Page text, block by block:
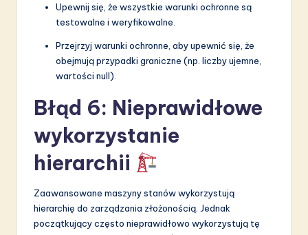
Upewnij się, że wszystkie warunki ochronne są
testowalne i weryfikowalne.
Przejrzyj warunki ochronne, aby upewnić się, że
obejmują przypadki graniczne (np. liczby ujemne,
wartości null).
Błąd 6: Nieprawidłowe
wykorzystanie
hierarchii
Zaawansowane maszyny stanów wykorzystują
hierarchię do zarządzania złożonością. Jednak
początkujący często nieprawidłowo wykorzystują tę